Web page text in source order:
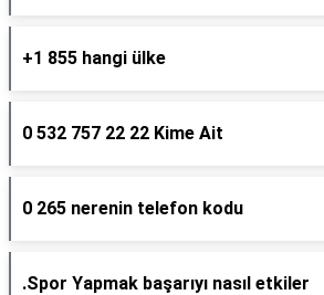
+1 855 hangi ülke
0 532 757 22 22 Kime Ait
0 265 nerenin telefon kodu
.Spor Yapmak başarıyı nasıl etkiler